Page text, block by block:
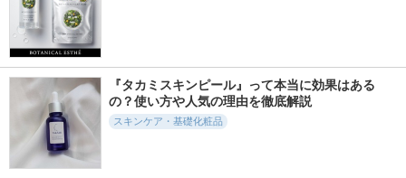
5.2
6348件
オルビス ザ クレン
ジング オイル
オルビス
5.6
17608件
カネボウ スクラビ
ング マッド ウォッ
シュ
5.6
39420件
フェイシャル トリ
『タカミスキンピール』って本当に効果はある
の？使い方や人気の理由を徹底解説
スキンケア・基礎化粧品